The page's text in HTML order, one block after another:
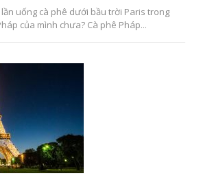
uống cà phê dưới bầu trời Paris trong
của mình chưa? Cà phê Pháp...